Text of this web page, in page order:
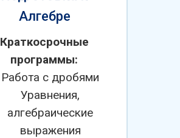
Алгебре
Краткосрочные
программы:
Работа с дробями
Уравнения,
алгебраические
выражения